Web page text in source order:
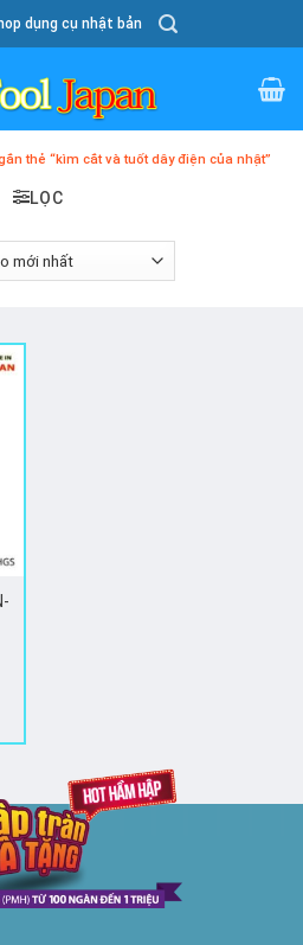
dụng cụ nhật bản
thẻ “kìm cắt và tuốt dây điện của nhật”
LỌC